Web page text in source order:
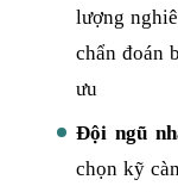
lượng
chẩn đoán
ưu
Đội ngũ
chọn kỹ